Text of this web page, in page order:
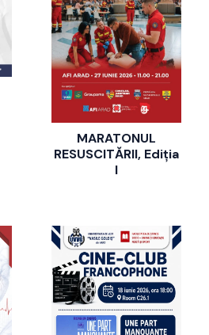
MARATONUL
RESUSCITĂRII, Ediția
I